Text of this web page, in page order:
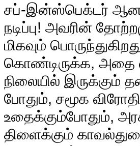
சப்-இன்ஸ்பெக்டர்
நடிப்பு! அவரின்
மிகவும்
கொண்டிருக்க, அதை
நிலையில் இருக்கும்
போதும், சமூக
உதைக்கும்போதும்,
திளைக்கும்